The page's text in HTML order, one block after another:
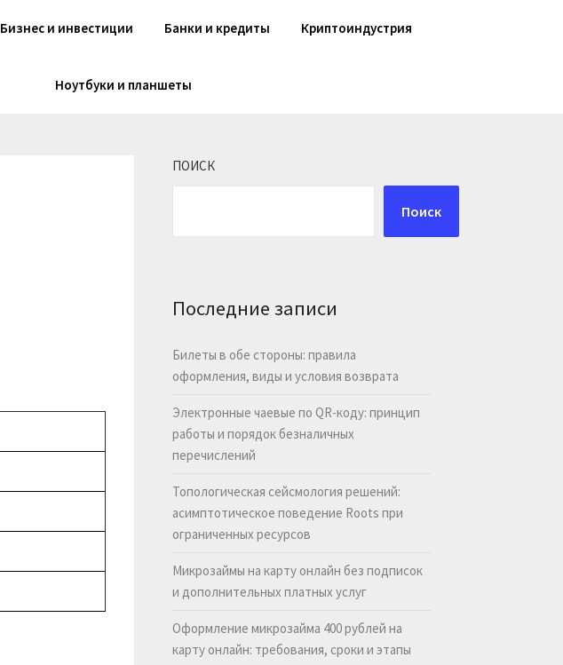
Бизнес и инвестиции Банки и кредиты Криптоиндустрия
Ноутбуки и планшеты
ПОИСК
Поиск
Последние записи
Билеты в обе стороны: правила
оформления, виды и условия возврата
Электронные чаевые по QR-коду: принцип
работы и порядок безналичных
перечислений
Топологическая сейсмология решений:
асимптотическое поведение Roots при
ограниченных ресурсов
Микрозаймы на карту онлайн без подписок
и дополнительных платных услуг
Оформление микрозайма 400 рублей на
карту онлайн: требования, сроки и этапы